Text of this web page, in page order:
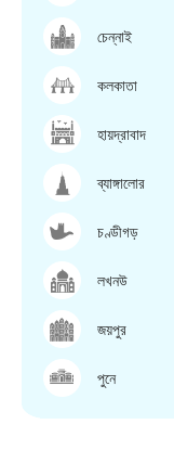
চেন্নাই
কলকাতা
হায়দ্রাবাদ
ব্যাঙ্গালোর
চণ্ডীগড়
লখনউ
জয়পুর
পুনে